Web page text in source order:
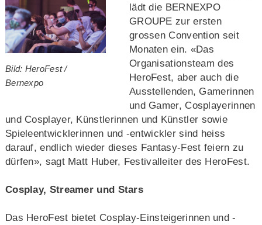
Bild: HeroFest /
Bernexpo
lädt die BERNEXPO
GROUPE zur ersten
grossen Convention seit
Monaten ein. «Das
Organisationsteam des
HeroFest, aber auch die
Ausstellenden, Gamerinnen
und Gamer, Cosplayerinnen
und Cosplayer, Künstlerinnen und Künstler sowie
Spieleentwicklerinnen und -entwickler sind heiss
darauf, endlich wieder dieses Fantasy-Fest feiern zu
dürfen», sagt Matt Huber, Festivalleiter des HeroFest.
Cosplay, Streamer und Stars
Das HeroFest bietet Cosplay-Einsteigerinnen und -